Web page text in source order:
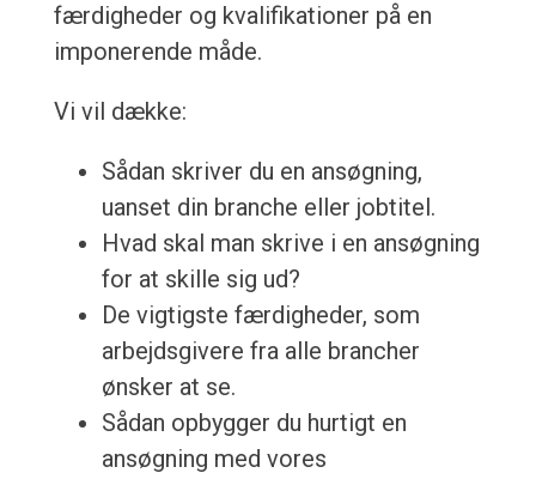
færdigheder og kvalifikationer på en
imponerende måde.
Vi vil dække:
Sådan skriver du en ansøgning,
uanset din branche eller jobtitel.
Hvad skal man skrive i en ansøgning
for at skille sig ud?
De vigtigste færdigheder, som
arbejdsgivere fra alle brancher
ønsker at se.
Sådan opbygger du hurtigt en
ansøgning med vores